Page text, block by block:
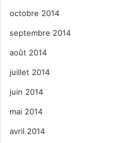
octobre 2014
septembre 2014
août 2014
juillet 2014
juin 2014
mai 2014
avril 2014